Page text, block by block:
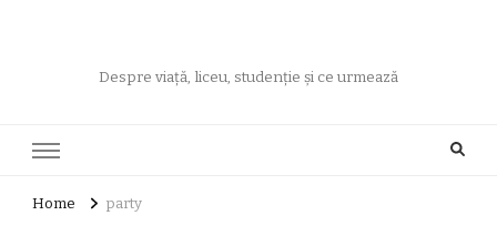
Despre viață, liceu, studenție și ce urmează
Home party